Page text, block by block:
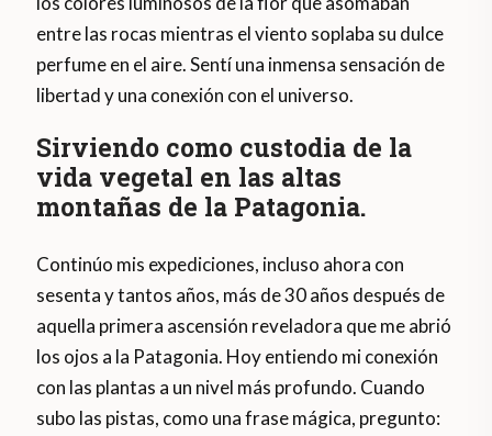
entre las rocas mientras el viento soplaba su dulce
perfume en el aire. Sentí una inmensa sensación de
libertad y una conexión con el universo.
Sirviendo como custodia de la
vida vegetal en las altas
montañas de la Patagonia.
Continúo mis expediciones, incluso ahora con
sesenta y tantos años, más de 30 años después de
aquella primera ascensión reveladora que me abrió
los ojos a la Patagonia. Hoy entiendo mi conexión
con las plantas a un nivel más profundo. Cuando
subo las pistas, como una frase mágica, pregunto: